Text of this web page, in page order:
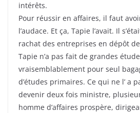
intérêts.
Pour réussir en affaires, il faut
l’audace. Et ça, Tapie l’avait. Il
rachat des entreprises en dépôt
Tapie n’a pas fait de grandes
vraisemblablement pour seul
d’études primaires. Ce qui ne l’ a
devenir deux fois ministre,
homme d’affaires prospère,